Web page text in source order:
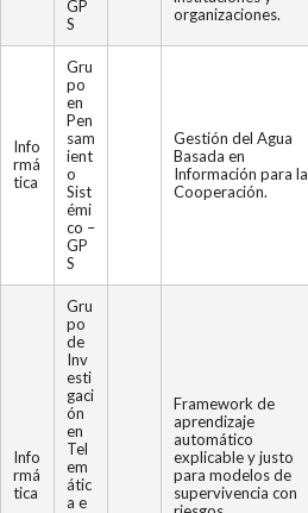
GP
S
organizaciones.
Info
rmá
tica
Gru
po
en
Pen
sam
ient
o
Sist
émi
co –
GP
S
Gestión del Agua
Basada en
Información para la
Cooperación.
Info
rmá
tica
Gru
po
de
Inv
esti
gaci
ón
en
Tel
em
átic
a e
Framework de
aprendizaje
automático
explicable y justo
para modelos de
supervivencia con